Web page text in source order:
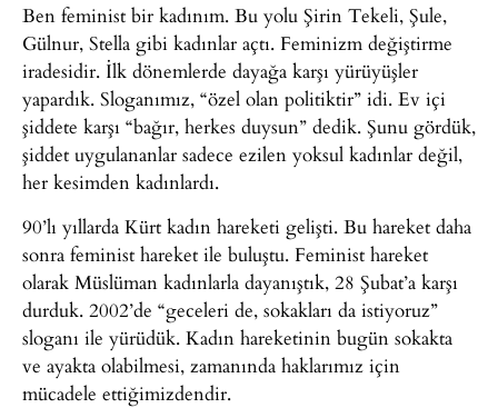
Ben feminist bir kadınım. Bu yolu Şirin Tekeli, Şule,
Gülnur, Stella gibi kadınlar açtı. Feminizm değiştirme
iradesidir. İlk dönemlerde dayağa karşı yürüyüşler
yapardık. Sloganımız, “özel olan politiktir” idi. Ev içi
şiddete karşı “bağır, herkes duysun” dedik. Şunu gördük,
şiddet uygulananlar sadece ezilen yoksul kadınlar değil,
her kesimden kadınlardı.
90’lı yıllarda Kürt kadın hareketi gelişti. Bu hareket daha
sonra feminist hareket ile buluştu. Feminist hareket
olarak Müslüman kadınlarla dayanıştık, 28 Şubat’a karşı
durduk. 2002’de “geceleri de, sokakları da istiyoruz”
sloganı ile yürüdük. Kadın hareketinin bugün sokakta
ve ayakta olabilmesi, zamanında haklarımız için
mücadele ettiğimizdendir.